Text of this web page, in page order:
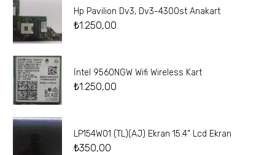
Hp Pavilion Dv3, Dv3-4300st Anakart
₺1.250,00
İntel 9560NGW Wifi Wireless Kart
₺1.250,00
LP154W01 (TL)(AJ) Ekran 15.4” Lcd Ekran
₺350,00